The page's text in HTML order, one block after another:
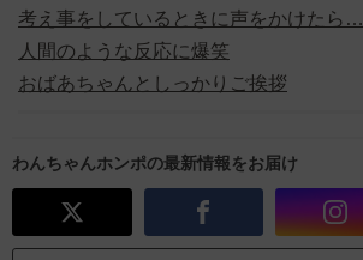
考え事をしているときに声をかけたら…
人間のような反応に爆笑
おばあちゃんとしっかりご挨拶
わんちゃんホンポの最新情報をお届け